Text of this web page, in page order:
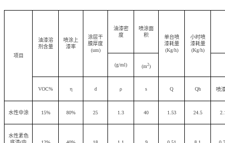
项目
油漆溶
剂含量
喷涂上
漆率
涂层干
膜厚度
(um)
油漆密
度
喷涂面
积
单台喷
漆耗量
(Kg/h)
小时喷
漆耗量
(Kg/h)
(g/ml) (m2)
VOC% η d ρ s Q Qh 喷
水性中涂 15% 80% 25 1.3 40 1.53 24.5
水性素色